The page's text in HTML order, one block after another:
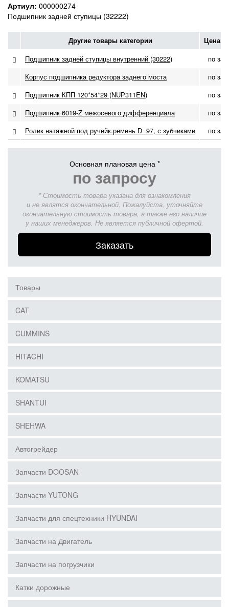
Артиул: 000000274
Подшипник задней ступицы (32222)
Другие товары категории Цена с
Подшипник задней ступицы внутренний (30222)
по
Корпус подшипника редуктора заднего моста
по
Подшипник КПП 120*54*29 (NUP311EN)
по
Подшипник 6019-Z межосевого дифференциала
по
Ролик натяжной под ручейк.ремень D=97, с зубчиками
по
Основная плановая цена *
по запросу
* Стоимость товара указана для ознакомления
и не являтся окончательной. Пожалуйста, уточняйте
окончательную стоимость товара, а также его наличие
у наших менеджеров. Не является публичной офертой.
Заказать
Товары
CAT
CUMMINS
HITACHI
KOMATSU
SHANTUI
SHEHWA
Автогрейдер
Запчасти DOOSAN
Запчасти YUTONG
Запчасти для спецтехники HYUNDAI
Запчасти на Двигатель
Запчасти на погрузчики
Катки дорожные